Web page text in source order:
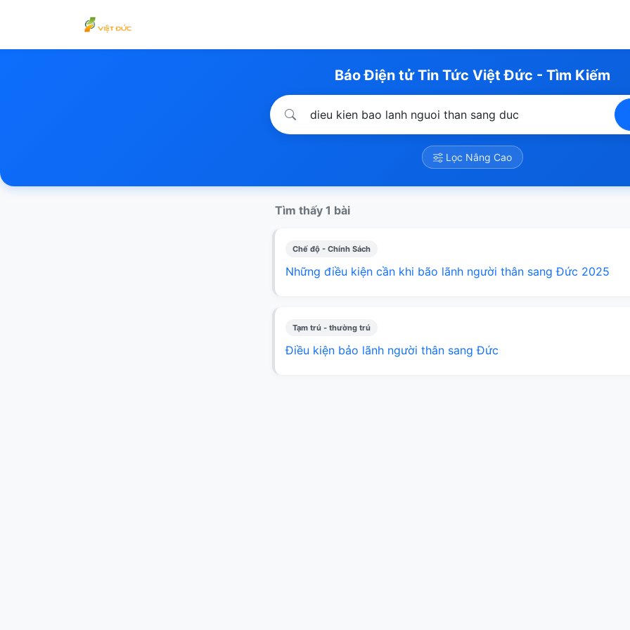
Báo Điện tử Tin Tức Việt Đức - Tìm Kiếm
Lọc Nâng Cao
Tìm thấy 1 bài
Chế độ - Chính Sách
Những điều kiện cần khi bão lãnh người thân sang Đức 2025
Tạm trú - thường trú
Điều kiện bảo lãnh người thân sang Đức